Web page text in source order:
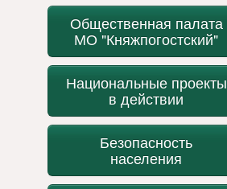
Общественная палата
МО "Княжпогостский"
Национальные проекты
в действии
Безопасность
населения